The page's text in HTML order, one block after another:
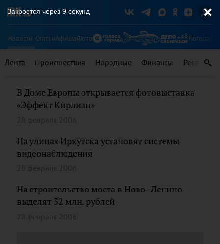
Новости СтатьиАфишаФото Погода
Лента Происшествия Народные Финансы Регионы
В Доме Европы открывается фотовыставка
«Эффект Кирлиан»
На улицах Иркутска установят системы
видеонаблюдения
На строительство моста в Ново–Ленино
выделят 32 млн. рублей
Закроется через 9 секунд